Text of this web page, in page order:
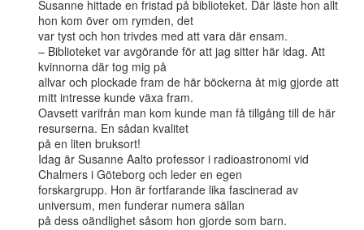
Susanne hittade en fristad på biblioteket. Där läste hon allt
hon kom över om rymden, det
var tyst och hon trivdes med att vara där ensam.
– Biblioteket var avgörande för att jag sitter här idag. Att
kvinnorna där tog mig på
allvar och plockade fram de här böckerna åt mig gjorde att
mitt intresse kunde växa fram.
Oavsett varifrån man kom kunde man få tillgång till de här
resurserna. En sådan kvalitet
på en liten bruksort!
Idag är Susanne Aalto professor i radioastronomi vid
Chalmers i Göteborg och leder en egen
forskargrupp. Hon är fortfarande lika fascinerad av
universum, men funderar numera sällan